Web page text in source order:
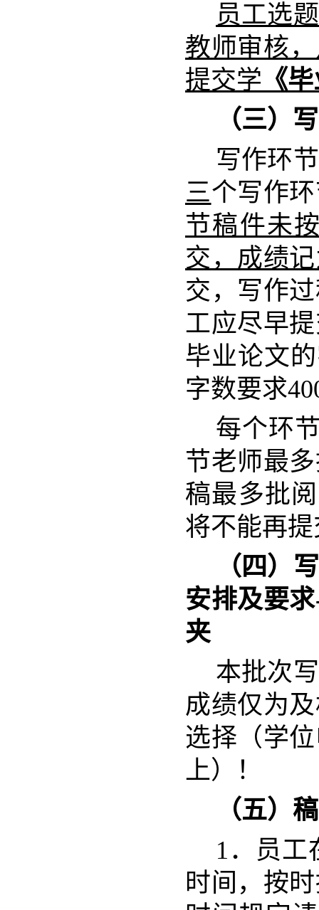
员工选
教师审核
提交学 《
（三）
写作环
三个写作
节稿件未
交，成绩
交，写作
工应尽早
毕业论文
字数要求
每个环
节老师最
稿最多批阅
将不能再
（四）
安排及要求
夹
本批次
成绩仅为
选择（学
上）！
（五）
1．员工
时间，按